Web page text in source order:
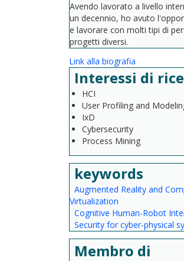
Avendo lavorato a livello
un decennio, ho avuto
e lavorare con molti tipi di
progetti diversi.
Link alla biografia
Interessi di
HCI
User Profiling and
IxD
Cybersecurity
Process Mining
keywords
Augmented Reality and
Virtualization
Cognitive Human-Robot
Security for cyber-physical
Membro di